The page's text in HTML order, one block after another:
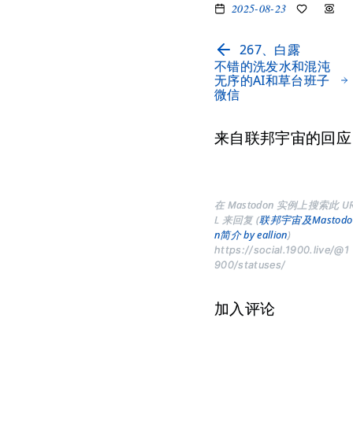
2025-08-23
267、白露
不错的洗发水和混沌
无序的AI和草台班子
微信
来自联邦宇宙的回应
在 Mastodon 实例上搜索此
L 来回复 (联邦宇宙及Mastodo
n简介 by eallion)
https://social.1900.live/@1
900/statuses/
加入评论